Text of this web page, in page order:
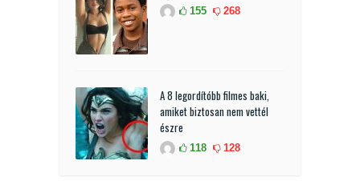
155 268
A 8 legordítóbb filmes baki,
amiket biztosan nem vettél
észre
118 128